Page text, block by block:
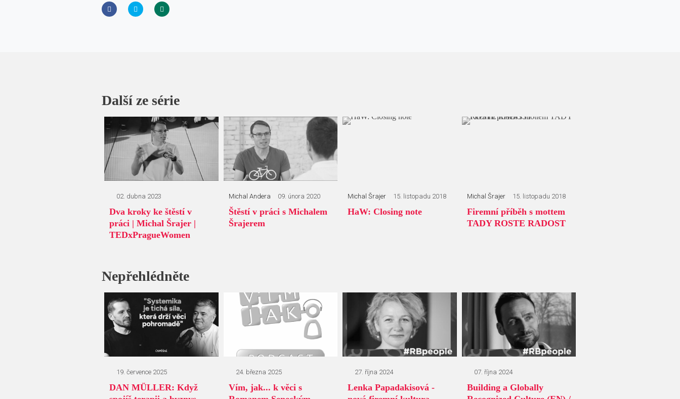
Další ze série
02. dubna 2023
Dva kroky ke štěstí v
práci | Michal Šrajer |
TEDxPragueWomen
Michal Andera 09. února 2020
Štěstí v práci s Michalem
Šrajerem
Michal Šrajer 15. listopadu 2018
HaW: Closing note
Michal Šrajer 15. listopadu 2018
Firemní příběh s mottem
TADY ROSTE RADOST
Nepřehlédněte
19. července 2025
DAN MÜLLER: Když
24. března 2025
Vím, jak... k věci s
27. října 2024
Lenka Papadakisová -
07. října 2024
Building a Globally